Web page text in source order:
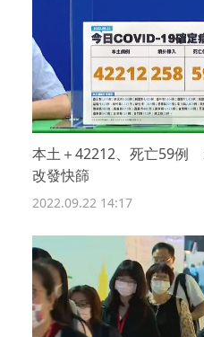
本土＋42212、死亡59例
改發快篩
2022.09.22 14:17